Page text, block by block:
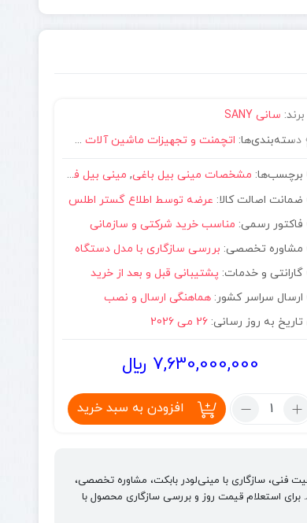
برند: سانی SANY
دسته‌بندی‌ها: اتچمنت و تجهیزات ماشین آلات صنعتی
برچسب‌ها: مشخصات مینی بیل باغی, مینی بیل فوریوز
ضمانت اصالت کالا: عرضه توسط اطلاع گستر اطلس
فاکتور رسمی: مناسب خرید شرکتی و سازمانی
مشاوره تخصصی: بررسی سازگاری با مدل دستگاه
گارانتی و خدمات: پشتیبانی قبل و بعد از خرید
ارسال سراسر کشور: هماهنگی ارسال و نصب
تاریخ به روز رسانی: 26 می 2026
7,630,000,000 ﷼
تعداد:
باغی
SY35U
افزودن به سبد خرید
فنی، سازگاری با مینی‌لودر بابکت، مشاوره تخصصی،
استعلام قیمت روز و بررسی سازگاری محصول با